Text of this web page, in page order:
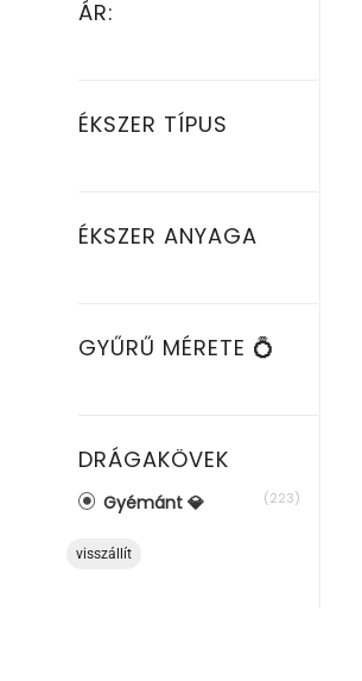
ÁR:
ÉKSZER TÍPUS
ÉKSZER ANYAGA
GYŰRŰ MÉRETE 💍
DRÁGAKÖVEK
Gyémánt 💎 (223)
visszállít